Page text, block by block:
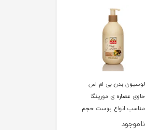
لوسیون بدن بی ام اس
حاوی عصاره ی مورینگا
مناسب انواع پوست حجم
300 میلی لیتر
ناموجود